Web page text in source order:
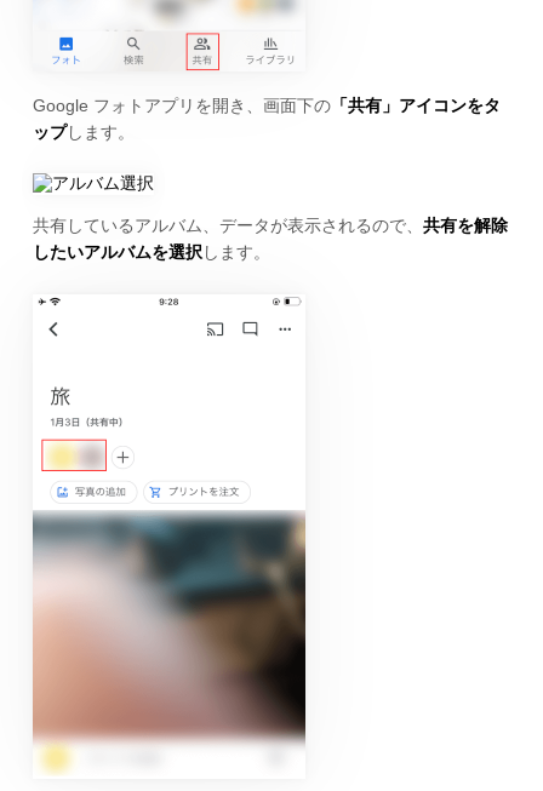
Google フォトアプリを開き、画面下の「共有」アイコンをタ
ップします。
共有しているアルバム、データが表示されるので、 共有を解除
したいアルバムを選択します。